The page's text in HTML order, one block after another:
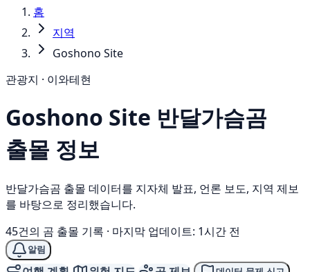
홈
지역
Goshono Site
관광지 · 이와테현
Goshono Site 반달가슴곰
출몰 정보
반달가슴곰 출몰 데이터를 지자체 발표, 언론 보도, 지역 제보
를 바탕으로 정리했습니다.
45건의 곰 출몰 기록 · 마지막 업데이트: 1시간 전
알림